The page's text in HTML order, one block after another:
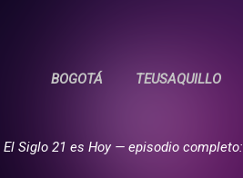
BOGOTÁ TEUSAQUILLO
El Siglo 21 es Hoy — episodio completo: